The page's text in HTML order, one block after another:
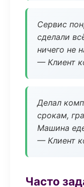
Сервис
сделали
ничего не
— Клиент
Делал
срокам,
Машина
— Клиент
Часто